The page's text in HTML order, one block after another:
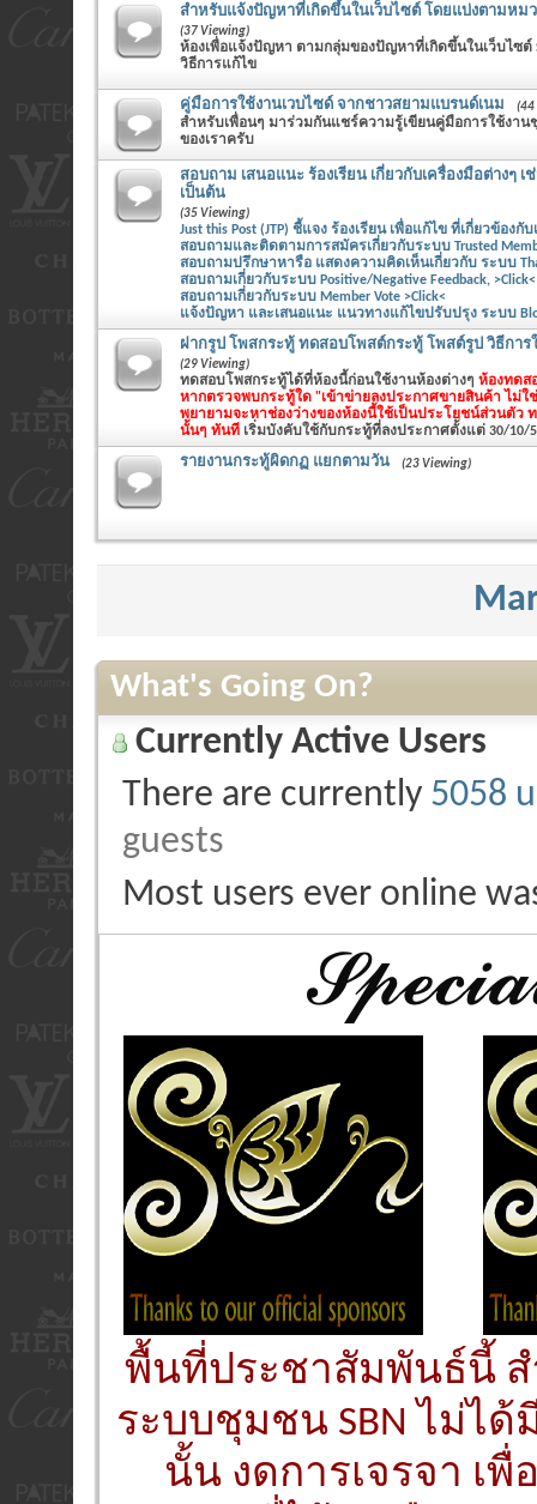
สำหรับแจ้งปัญหาที่เกิดขึ้นในเว็บไซต์ โดยแบ่งตามหม
(37 Viewing)
ห้องเพื่อแจ้งปัญหา ตามกลุ่มของปัญหาที่เกิดขึ้นในเว็บไซต์
วิธีการแก้ไข
คู่มือการใช้งานเวบไซด์ จากชาวสยามแบรนด์เนม (44
สำหรับเพื่อนๆ มาร่วมกันแชร์ความรู้เขียนคู่มือการใช้งา
ของเราครับ
สอบถาม เสนอแนะ ร้องเรียน เกี่ยวกับเครื่องมือต่างๆ เช่น
เป็นต้น
(35 Viewing)
Just this Post (JTP) ชี้แจง ร้องเรียน เพื่อแก้ไข ที่เกี่ยวข้องกับ
สอบถามและติดตามการสมัครเกี่ยวกับระบบ Trusted
สอบถามปรึกษาหารือ แสดงความคิดเห็นเกี่ยวกับ ระบบ
สอบถามเกี่ยวกับระบบ Positive/Negative Feedback, >Click<
สอบถามเกี่ยวกับระบบ Member Vote >Click<
แจ้งปัญหา และเสนอแนะ แนวทางแก้ไขปรับปรุง ระบบ
ฝากรูป โพสกระทู้ ทดสอบโพสต์กระทู้ โพสต์รูป วิธีการ
(29 Viewing)
ทดสอบโพสกระทู้ได้ที่ห้องนี้ก่อนใช้งานห้องต่างๆ ห้องทดส
หากตรวจพบกระทู้ใด "เข้าข่ายลงประกาศขายสินค้า ไม่ใ
พยายามจะหาช่องว่างของห้องนี้ใช้เป็นประโยชน์ส่วนตัว
นั้นๆ ทันที เริ่มบังคับใช้กับกระทู้ที่ลงประกาศตั้งแต่ 30/10/
รายงานกระทู้ผิดกฏ แยกตามวัน (23 Viewing)
What's Going On?
Currently Active Users
There are currently 5058
guests
Most users ever online
พื้นที่ประชาสัมพันธ์นี้
ระบบชุมชน SBN ไม่ไ
นั้น งดการเจรจา เ